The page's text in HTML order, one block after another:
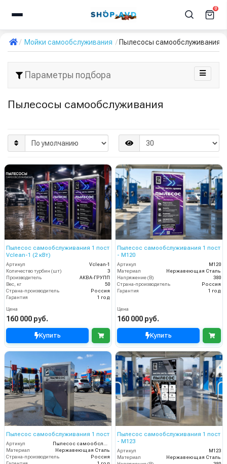
0
Мойки самообслуживания Пылесосы самообслуживания
Параметры подбора
Пылесосы самообслуживания
Пылесос самообслуживания 1 пост
Vclean-1 (2 кВт)
Артикул
Vclean-1
Количество турбин (шт)
3
Производитель
АКВА-ГРУПП
Вес, кг
50
Страна-производитель
Россия
Гарантия
1 год
Цена
160 000 руб.
Купить
Пылесос самообслуживания 1 пост
- М120
Артикул
М120
Материал
Нержавеющая Сталь
Напряжение (В)
380
Страна-производитель
Россия
Гарантия
1 год
Цена
160 000 руб.
Купить
Пылесос самообслуживания 1 пост
Артикул
Пылесос самообслуживания 1 пост
Материал
Нержавеющая Сталь
Страна-производитель
Россия
Пылесос самообслуживания 1 пост
- М123
Артикул
М123
Материал
Нержавеющая Сталь